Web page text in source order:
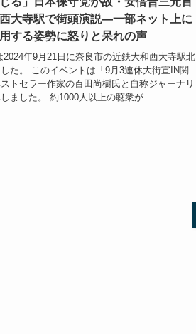
大寺駅で街頭演説―一部ネット上に
する姿勢に怒りと呆れの声
年9月21日に奈良市の近鉄大和西大寺駅北
た。 このイベントは「9月3連休大街宣IN関
トセラー作家の百田尚樹氏と自称ジャーナリ
ました。 約1000人以上の聴衆が...